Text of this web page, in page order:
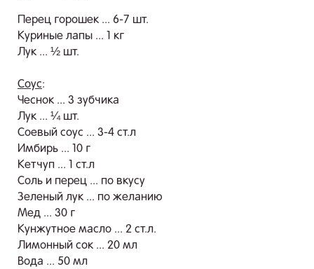
Перец горошек ... 6-7 шт.
Куриные лапы ... 1 кг
Лук ... ½ шт.
Соус:
Чеснок ... 3 зубчика
Лук ... ¼ шт.
Соевый соус ... 3-4 ст.л
Имбирь ... 10 г
Кетчуп ... 1 ст.л
Соль и перец ... по вкусу
Зеленый лук ... по желанию
Мед ... 30 г
Кунжутное масло ... 2 ст.л.
Лимонный сок ... 20 мл
Вода ... 50 мл